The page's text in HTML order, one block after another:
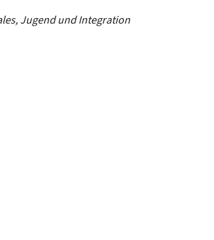
Jugend und Integration